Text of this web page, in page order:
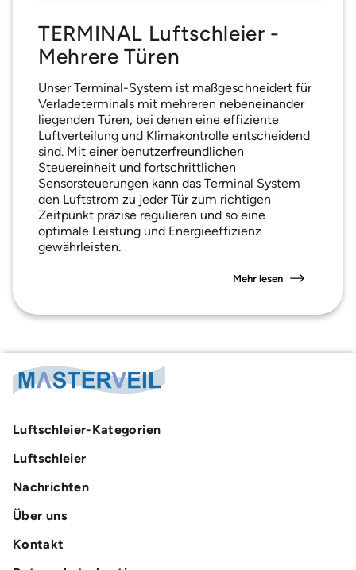
TERMINAL Luftschleier -
Mehrere Türen
Unser Terminal-System ist maßgeschneidert für
Verladeterminals mit mehreren nebeneinander
liegenden Türen, bei denen eine effiziente
Luftverteilung und Klimakontrolle entscheidend
sind. Mit einer benutzerfreundlichen
Steuereinheit und fortschrittlichen
Sensorsteuerungen kann das Terminal System
den Luftstrom zu jeder Tür zum richtigen
Zeitpunkt präzise regulieren und so eine
optimale Leistung und Energieeffizienz
gewährleisten.
Mehr lesen
Luftschleier-Kategorien
Luftschleier
Nachrichten
Über uns
Kontakt